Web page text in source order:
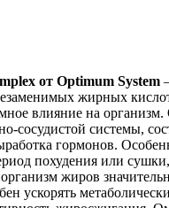
от Optimum System
жирных
влияние на организм.
сосудистой системы,
гормонов.
похудения или сушки,
жиров
ускорять